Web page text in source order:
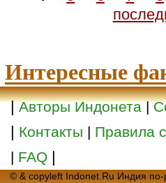
Интересные
|Авторы Индонета|
| Контакты | Правила
| FAQ |
© & copyleft Indonet.Ru Индия по-